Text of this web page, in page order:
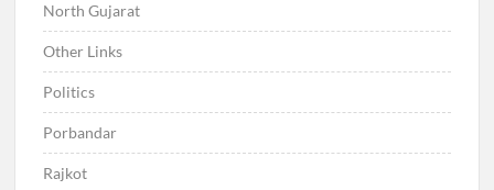
North Gujarat
Other Links
Politics
Porbandar
Rajkot